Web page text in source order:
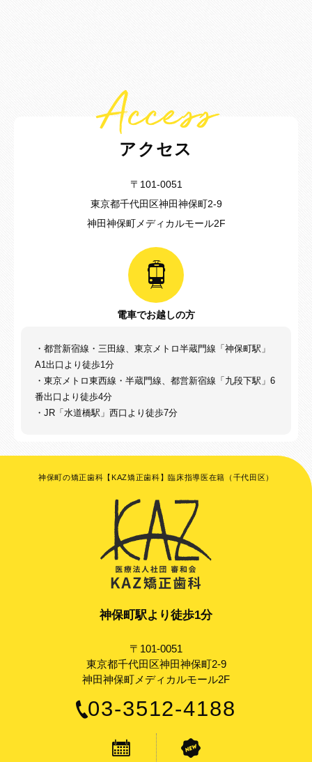
Access
アクセス
〒101-0051
東京都千代田区神田神保町2-9
神田神保町メディカルモール2F
電車でお越しの方
・都営新宿線・三田線、東京メトロ半蔵門線「神保町駅」
A1出口より徒歩1分
・東京メトロ東西線・半蔵門線、都営新宿線「九段下駅」6
番出口より徒歩4分
・JR「水道橋駅」西口より徒歩7分
神保町の矯正歯科【KAZ矯正歯科】臨床指導医在籍（千代田区）
神保町駅より徒歩1分
〒101-0051
東京都千代田区神田神保町2-9
神田神保町メディカルモール2F
03-3512-4188